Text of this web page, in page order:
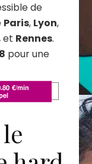
de
Paris, Lyon,
et Rennes.
pour une